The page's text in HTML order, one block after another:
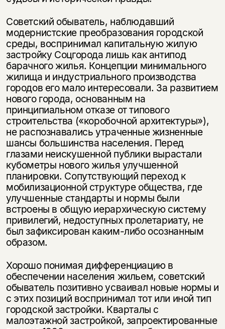
Советский обыватель, наблюдавший
модернистские преобразования городской
среды, воспринимал капитальную жилую
застройку Соцгорода лишь как антипод
барачного жилья. Концепции минимального
жилища и индустриального производства
городов его мало интересовали. За развитием
нового города, основанным на
принципиальном отказе от типового
строительства («коробочной архитектуры»),
не распознавались утраченные жизненные
шансы большинства населения. Перед
глазами неискушенной публики вырастали
кубометры нового жилья улучшенной
планировки. Сопутствующий переход к
мобилизационной структуре общества, где
улучшенные стандарты и нормы были
встроены в общую иерархическую систему
привилегий, недоступных пролетариату, не
был зафиксирован каким-либо осознанным
образом.
Хорошо понимая дифференциацию в
обеспечении населения жильем, советский
обыватель позитивно усваивал новые нормы и
с этих позиций воспринимал тот или иной тип
городской застройки. Кварталы с
малоэтажной застройкой, запроектированные